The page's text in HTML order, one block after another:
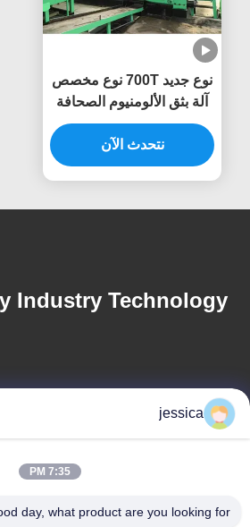
نوع جديد 700T نوع مخصص
آلة بثق الألومنيوم الصحافة
الطارد
نتحدث الآن
Industry Technology
jessica@huananmachine.com
العنوان
jessica
7:35 PM
day, what product are you looking for?